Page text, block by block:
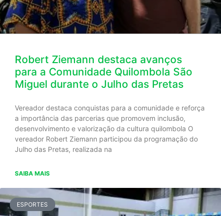
Robert Ziemann destaca avanços
para a Comunidade Quilombola São
Miguel durante o Julho das Pretas
Vereador destaca conquistas para a comunidade e reforça
a importância das parcerias que promovem inclusão,
desenvolvimento e valorização da cultura quilombola O
vereador Robert Ziemann participou da programação do
Julho das Pretas, realizada na
SAIBA MAIS
ESPORTES